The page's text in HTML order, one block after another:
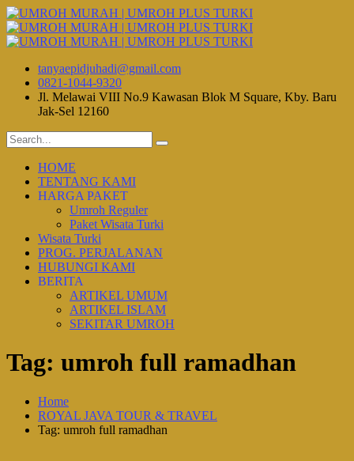
tanyaepidjuhadi@gmail.com
0821-1044-9320
Jl. Melawai VIII No.9 Kawasan Blok M Square, Kby. Baru
Jak-Sel 12160
HOME
TENTANG KAMI
HARGA PAKET
Umroh Reguler
Paket Wisata Turki
Wisata Turki
PROG. PERJALANAN
HUBUNGI KAMI
BERITA
ARTIKEL UMUM
ARTIKEL ISLAM
SEKITAR UMROH
Tag: umroh full ramadhan
Home
ROYAL JAVA TOUR & TRAVEL
Tag: umroh full ramadhan